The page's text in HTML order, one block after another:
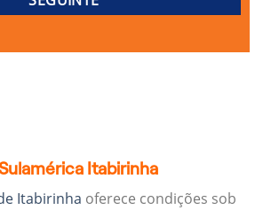
Itabirinha
Itabirinha oferece condições sob